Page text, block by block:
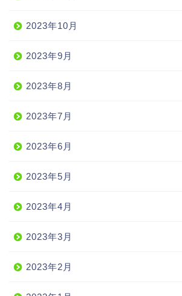
2023年10月
2023年9月
2023年8月
2023年7月
2023年6月
2023年5月
2023年4月
2023年3月
2023年2月